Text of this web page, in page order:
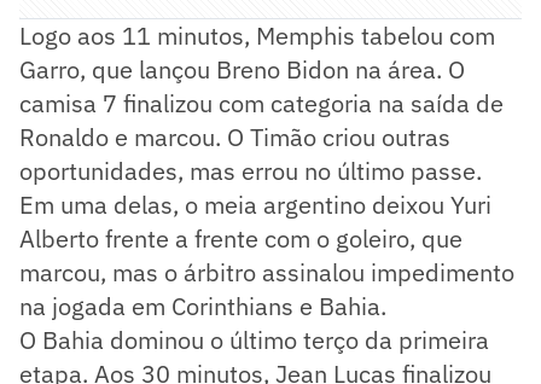
Logo aos 11 minutos, Memphis tabelou com
Garro, que lançou Breno Bidon na área. O
camisa 7 finalizou com categoria na saída de
Ronaldo e marcou. O Timão criou outras
oportunidades, mas errou no último passe.
Em uma delas, o meia argentino deixou Yuri
Alberto frente a frente com o goleiro, que
marcou, mas o árbitro assinalou impedimento
na jogada em Corinthians e Bahia.
O Bahia dominou o último terço da primeira
etapa. Aos 30 minutos, Jean Lucas finalizou